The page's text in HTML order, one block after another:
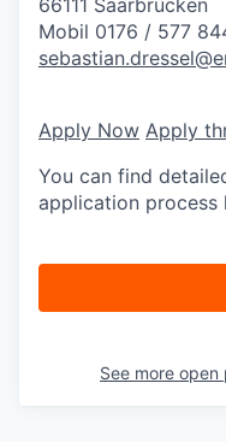
Mobil 0176 / 577
Apply Now Apply
You can find
application process
See more open